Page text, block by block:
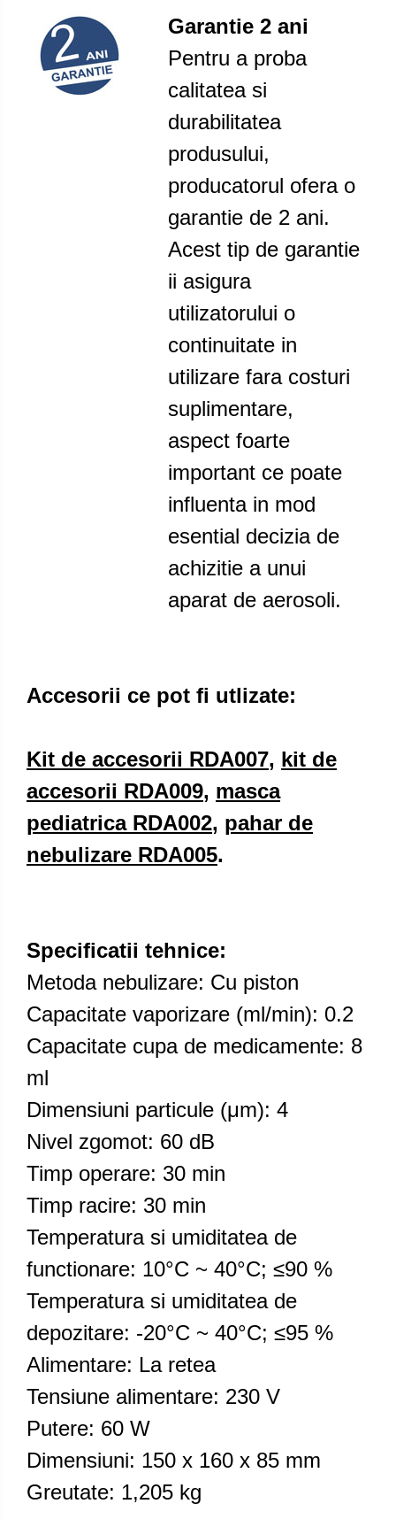
Garantie 2 ani
Pentru a proba
calitatea si
durabilitatea
produsului,
producatorul ofera o
garantie de 2 ani.
Acest tip de garantie
ii asigura
utilizatorului o
continuitate in
utilizare fara costuri
suplimentare,
aspect foarte
important ce poate
influenta in mod
esential decizia de
achizitie a unui
aparat de aerosoli.
Accesorii ce pot fi utlizate:
Kit de accesorii RDA007, kit de
accesorii RDA009, masca
pediatrica RDA002, pahar de
nebulizare RDA005.
Specificatii tehnice:
Metoda nebulizare: Cu piston
Capacitate vaporizare (ml/min): 0.2
Capacitate cupa de medicamente: 8
ml
Dimensiuni particule (μm): 4
Nivel zgomot: 60 dB
Timp operare: 30 min
Timp racire: 30 min
Temperatura si umiditatea de
functionare: 10°C ~ 40°C; ≤90 %
Temperatura si umiditatea de
depozitare: -20°C ~ 40°C; ≤95 %
Alimentare: La retea
Tensiune alimentare: 230 V
Putere: 60 W
Dimensiuni: 150 x 160 x 85 mm
Greutate: 1,205 kg